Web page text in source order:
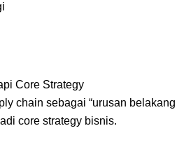
Core Strategy
chain sebagai “urusan belakang
core strategy bisnis.